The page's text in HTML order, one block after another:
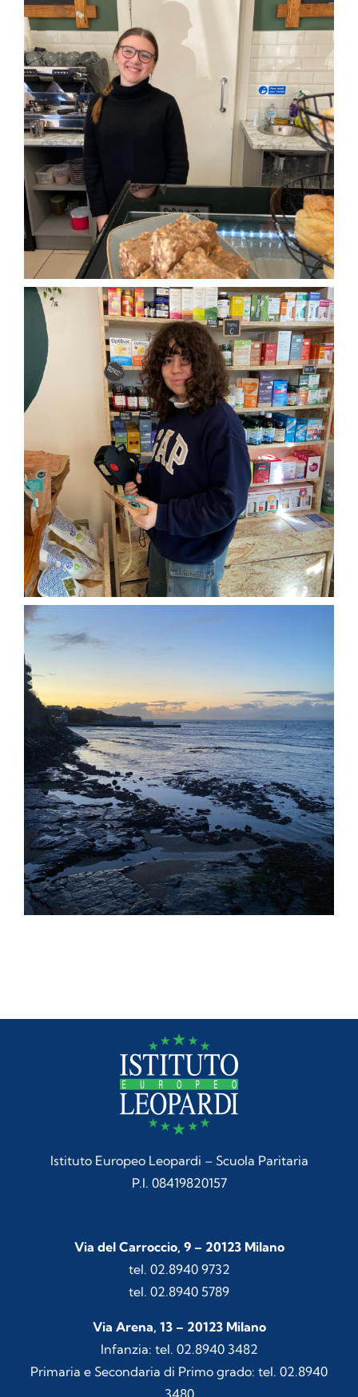
Istituto Europeo Leopardi – Scuola Paritaria
P.I. 08419820157
Via del Carroccio, 9 – 20123 Milano
tel. 02.8940 9732
tel. 02.8940 5789
Via Arena, 13 – 20123 Milano
Infanzia: tel. 02.8940 3482
Primaria e Secondaria di Primo grado: tel. 02.8940